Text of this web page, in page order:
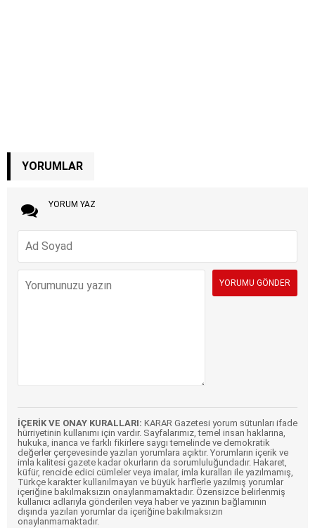
YORUMLAR
YORUM YAZ
İÇERİK VE ONAY KURALLARI: KARAR Gazetesi yorum sütunları ifade
hürriyetinin kullanımı için vardır. Sayfalarımız, temel insan haklarına,
hukuka, inanca ve farklı fikirlere saygı temelinde ve demokratik
değerler çerçevesinde yazılan yorumlara açıktır. Yorumların içerik ve
imla kalitesi gazete kadar okurların da sorumluluğundadır. Hakaret,
küfür, rencide edici cümleler veya imalar, imla kuralları ile yazılmamış,
Türkçe karakter kullanılmayan ve büyük harflerle yazılmış yorumlar
içeriğine bakılmaksızın onaylanmamaktadır. Özensizce belirlenmiş
kullanıcı adlarıyla gönderilen veya haber ve yazının bağlamının
dışında yazılan yorumlar da içeriğine bakılmaksızın
onaylanmamaktadır.